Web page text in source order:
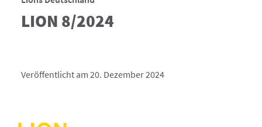
LION 8/2024
Veröffentlicht am 20. Dezember 2024